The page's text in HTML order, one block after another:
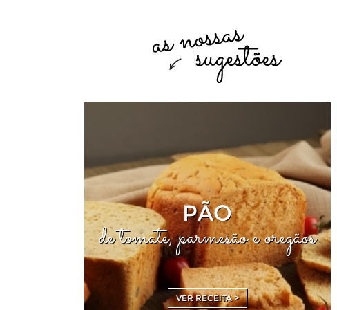
PÃO
de tomate, parmesão e oregãos
VER RECEITA >